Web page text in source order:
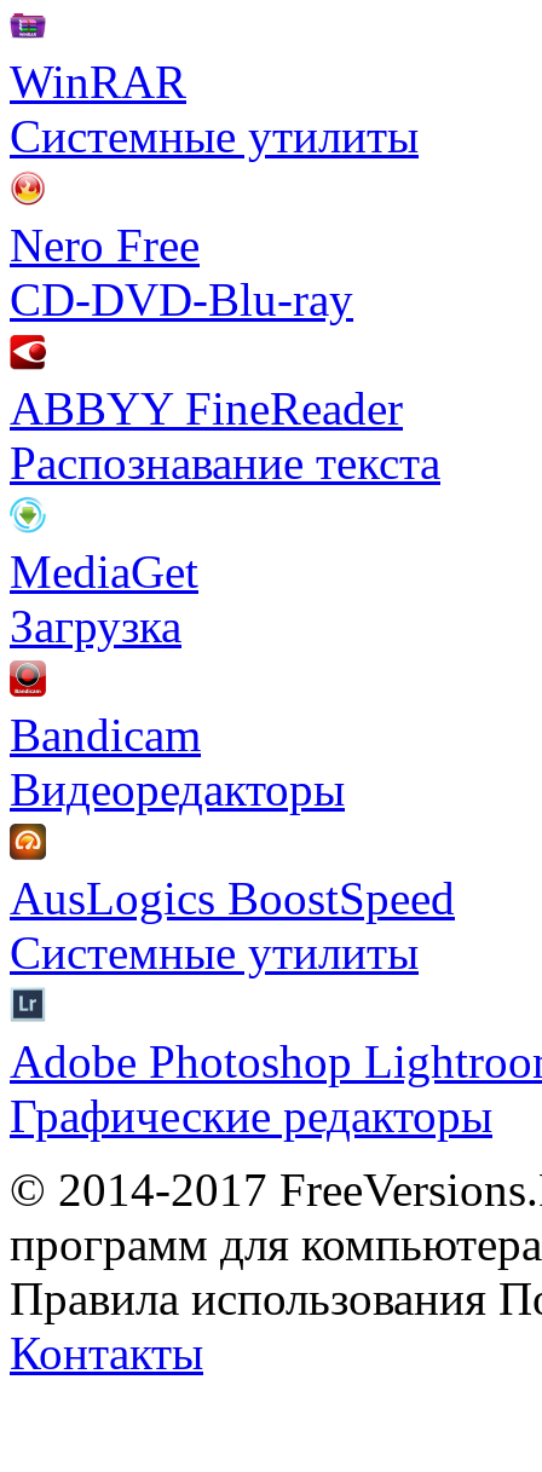
WinRAR
Системные утилиты
Nero Free
CD-DVD-Blu-ray
ABBYY FineReader
Распознавание текста
MediaGet
Загрузка
Bandicam
Видеоредакторы
AusLogics BoostSpeed
Системные утилиты
Adobe Photoshop
Графические редакторы
© 2014-2017
программ для
Правила использования
Контакты